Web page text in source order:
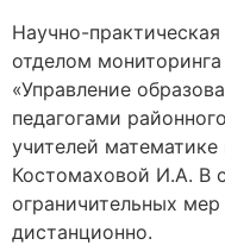
Научно-
отделом
«Управление
педагогами
учителей
Костомаховой И.А. В
ограничительных
дистанционно.